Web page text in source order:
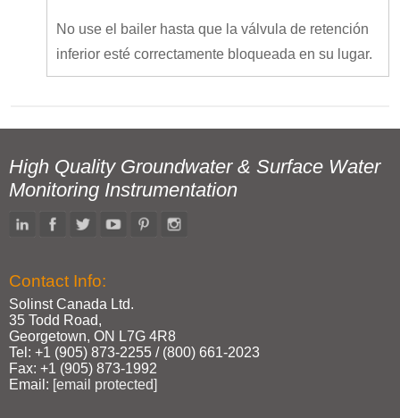
No use el bailer hasta que la válvula de retención
inferior esté correctamente bloqueada en su lugar.
High Quality Groundwater & Surface Water
Monitoring Instrumentation
Contact Info:
Solinst Canada Ltd.
35 Todd Road,
Georgetown, ON L7G 4R8
Tel: +1 (905) 873‑2255 / (800) 661‑2023
Fax: +1 (905) 873‑1992
Email: [email protected]